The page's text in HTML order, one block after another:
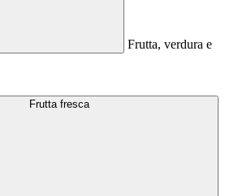
Frutta, verdura e
Frutta fresca